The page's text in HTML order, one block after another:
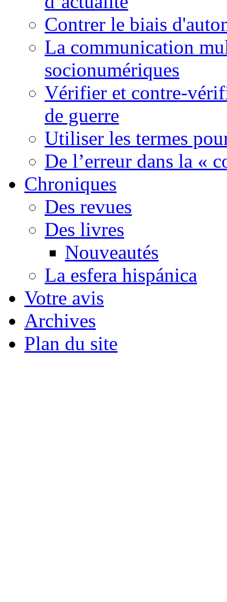
Contrer le biais
La communication
socionumériques
Vérifier et contre-
de guerre
Utiliser les termes
De l’erreur dans la «
Chroniques
Des revues
Des livres
Nouveautés
La esfera hispánica
Votre avis
Archives
Plan du site